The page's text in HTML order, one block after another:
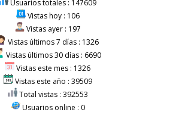
Usuarios totales : 147609
Vistas hoy : 106
Vistas ayer : 197
Vistas últimos 7 días : 1326
Vistas últimos 30 días : 6690
Vistas este mes : 1326
Vistas este año : 39509
Total vistas : 392553
Usuarios online : 0